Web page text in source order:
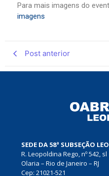
Para mais imagens do
imagens
Post anterior
SEDE DA 58ª SUBSEÇÃO
R. Leopoldina Rego, nº 542, sl
Olaria – Rio de Janeiro – RJ
Cep: 21021-521